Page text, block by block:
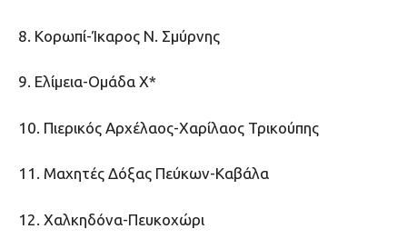
8. Κορωπί-Ίκαρος Ν. Σμύρνης
9. Ελίμεια-Ομάδα Χ*
10. Πιερικός Αρχέλαος-Χαρίλαος Τρικούπης
11. Μαχητές Δόξας Πεύκων-Καβάλα
12. Χαλκηδόνα-Πευκοχώρι